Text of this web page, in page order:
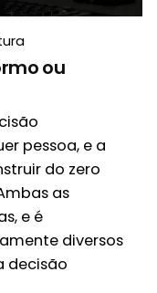
ou
pessoa, e a
do zero
as
e é
diversos
decisão